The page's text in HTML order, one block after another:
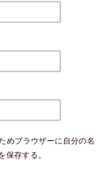
めブラウザーに自分の名
保存する。